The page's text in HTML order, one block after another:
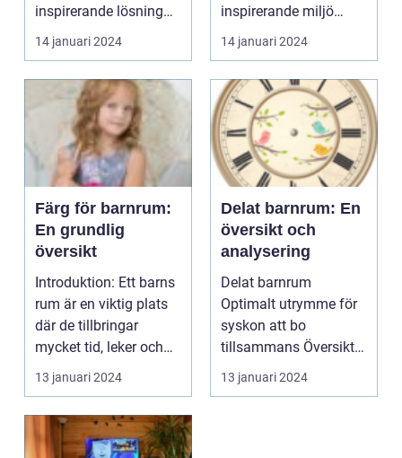
inspirerande lösning
för att främja barns
14 januari 2024
inspirerande miljö
Introduktion: Att
inred...
14 januari 2024
Färg för barnrum:
En grundlig
översikt
Introduktion: Ett barns
rum är en viktig plats
där de tillbringar
mycket tid, leker och
växer. Att v...
13 januari 2024
Delat barnrum: En
översikt och
analysering
Delat barnrum
Optimalt utrymme för
syskon att bo
tillsammans Översikt
13 januari 2024